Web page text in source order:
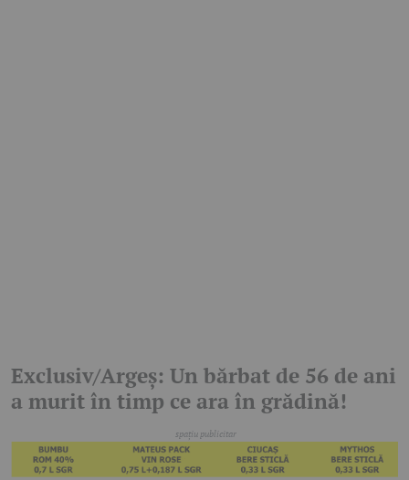
Exclusiv/Argeș: Un bărbat de 56 de ani
a murit în timp ce ara în grădină!